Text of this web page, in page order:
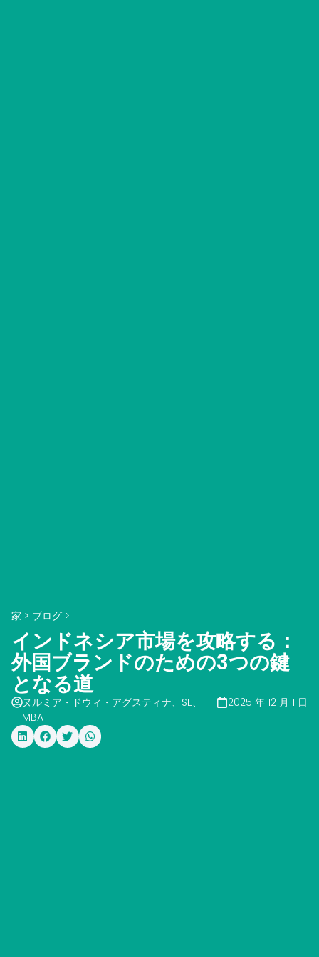
家 > ブログ >
インドネシア市場を攻略する：
外国ブランドのための3つの鍵
となる道
ヌルミア・ドウィ・アグスティナ、SE、
MBA
2025 年 12 月 1 日